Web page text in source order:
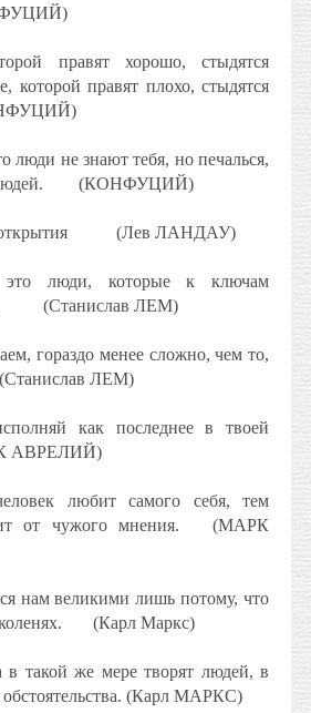
правят хорошо, стыдятся
которой правят плохо, стыдятся
люди не знают тебя, но печалься,
(КОНФУЦИЙ)
(Лев ЛАНДАУ)
люди, которые к ключам
(Станислав ЛЕМ)
гораздо менее сложно, чем то,
(Станислав ЛЕМ)
как последнее в твоей
АВРЕЛИЙ)
любит самого себя, тем
от чужого мнения.
(МАРК
нам великими лишь потому, что
(Карл Маркс)
в такой же мере творят людей, в
обстоятельства. (Карл МАРКС)